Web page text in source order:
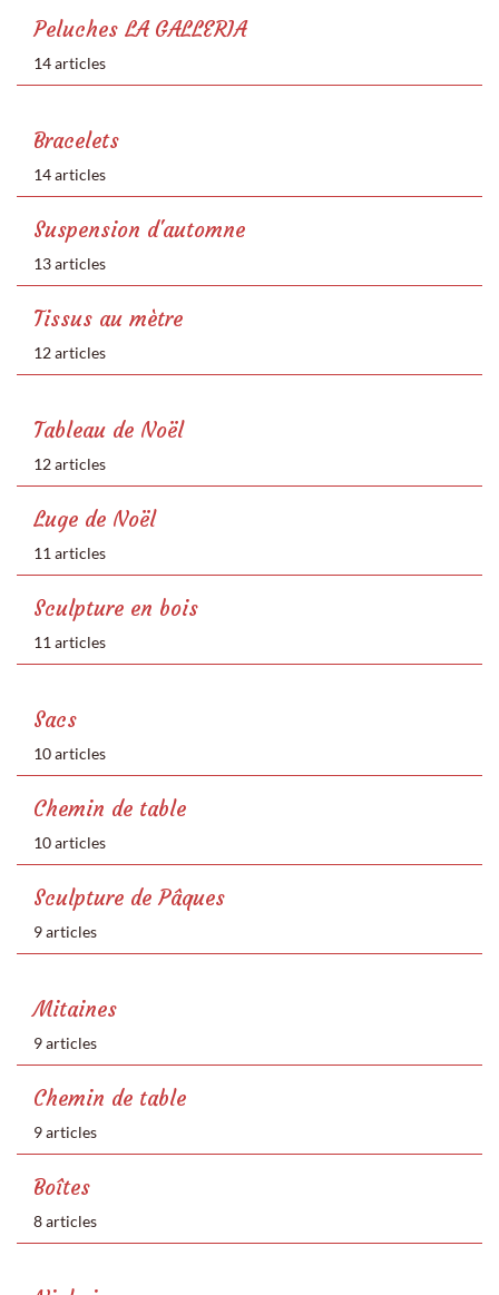
Peluches LA GALLERIA
14 articles
Bracelets
14 articles
Suspension d'automne
13 articles
Tissus au mètre
12 articles
Tableau de Noël
12 articles
Luge de Noël
11 articles
Sculpture en bois
11 articles
Sacs
10 articles
Chemin de table
10 articles
Sculpture de Pâques
9 articles
Mitaines
9 articles
Chemin de table
9 articles
Boîtes
8 articles